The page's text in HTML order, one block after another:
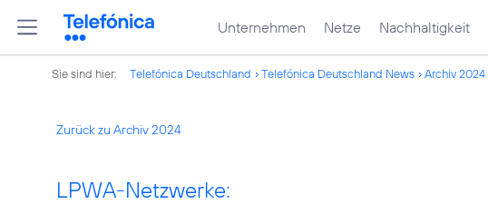
Unternehmen Netze Nachhaltigkeit
Sie sind hier: Telefónica Deutschland Telefónica Deutschland News Archiv 2024
Zurück zu Archiv 2024
LPWA-Netzwerke: